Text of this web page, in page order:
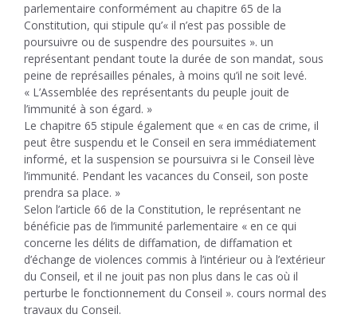
parlementaire conformément au chapitre 65 de la
Constitution, qui stipule qu’« il n’est pas possible de
poursuivre ou de suspendre des poursuites ». un
représentant pendant toute la durée de son mandat, sous
peine de représailles pénales, à moins qu’il ne soit levé.
« L’Assemblée des représentants du peuple jouit de
l’immunité à son égard. »
Le chapitre 65 stipule également que « en cas de crime, il
peut être suspendu et le Conseil en sera immédiatement
informé, et la suspension se poursuivra si le Conseil lève
l’immunité. Pendant les vacances du Conseil, son poste
prendra sa place. »
Selon l’article 66 de la Constitution, le représentant ne
bénéficie pas de l’immunité parlementaire « en ce qui
concerne les délits de diffamation, de diffamation et
d’échange de violences commis à l’intérieur ou à l’extérieur
du Conseil, et il ne jouit pas non plus dans le cas où il
perturbe le fonctionnement du Conseil ». cours normal des
travaux du Conseil.